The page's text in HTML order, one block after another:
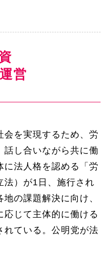
営
会を実現するため、労
話し合いながら共に働
に法人格を認める「労
法）が1日、施行され
の課題解決に向け、
応じて主体的に働ける
れている。公明党が法